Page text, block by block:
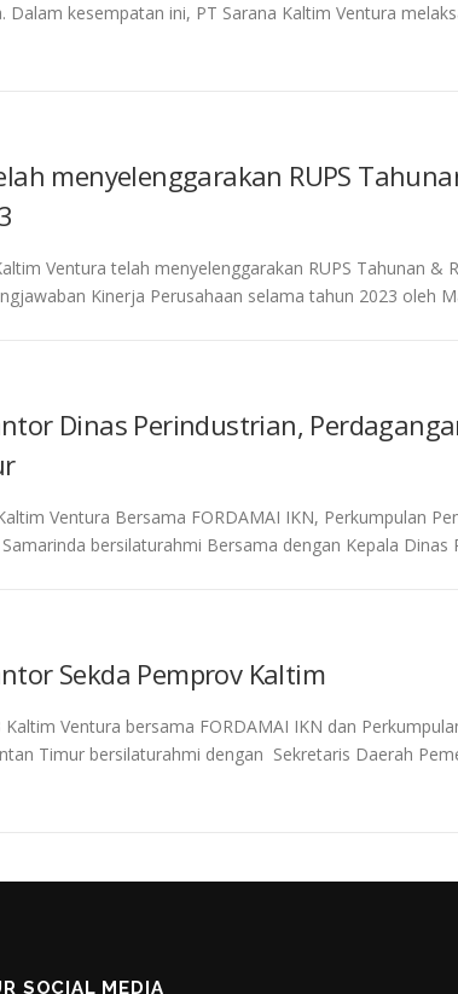
Dalam kesempatan ini, PT Sarana Kaltim Ventura
menyelenggarakan RUPS
Ventura telah menyelenggarakan RUPS Tahunan &
Kinerja Perusahaan selama tahun 2023 oleh
Dinas Perindustrian,
Ventura Bersama FORDAMAI IKN, Perkumpulan
bersilaturahmi Bersama dengan Kepala Dinas
Sekda Pemprov Kaltim
Ventura bersama FORDAMAI IKN dan
Timur bersilaturahmi dengan Sekretaris Daerah
SOCIAL MEDIA